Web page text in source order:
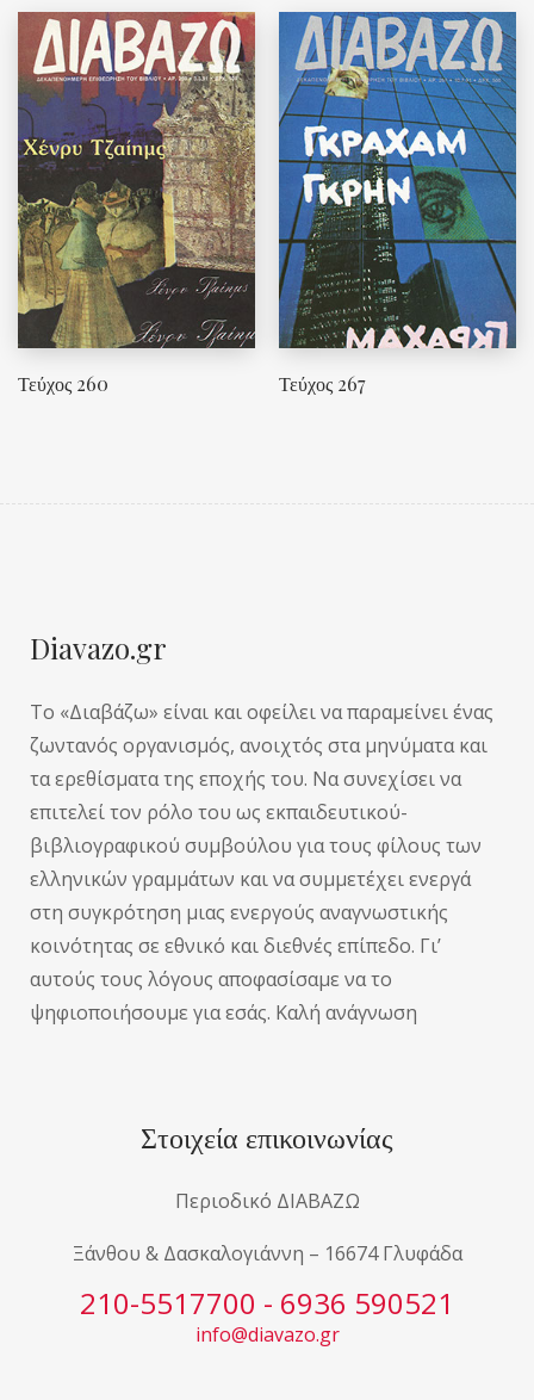
Τεύχος 260 Τεύχος 267
Diavazo.gr
Το «Διαβάζω» είναι και οφείλει να παραμείνει ένας
ζωντανός οργανισμός, ανοιχτός στα μηνύματα και
τα ερεθίσματα της εποχής του. Να συνεχίσει να
επιτελεί τον ρόλο του ως εκπαιδευτικού-
βιβλιογραφικού συμβούλου για τους φίλους των
ελληνικών γραμμάτων και να συμμετέχει ενεργά
στη συγκρότηση μιας ενεργούς αναγνωστικής
κοινότητας σε εθνικό και διεθνές επίπεδο. Γι’
αυτούς τους λόγους αποφασίσαμε να το
ψηφιοποιήσουμε για εσάς. Καλή ανάγνωση
Στοιχεία επικοινωνίας
Περιοδικό ΔΙΑΒΑΖΩ
Ξάνθου & Δασκαλογιάννη – 16674 Γλυφάδα
210-5517700 - 6936 590521
info@diavazo.gr